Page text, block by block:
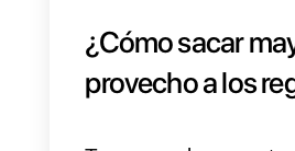
Desde guías,